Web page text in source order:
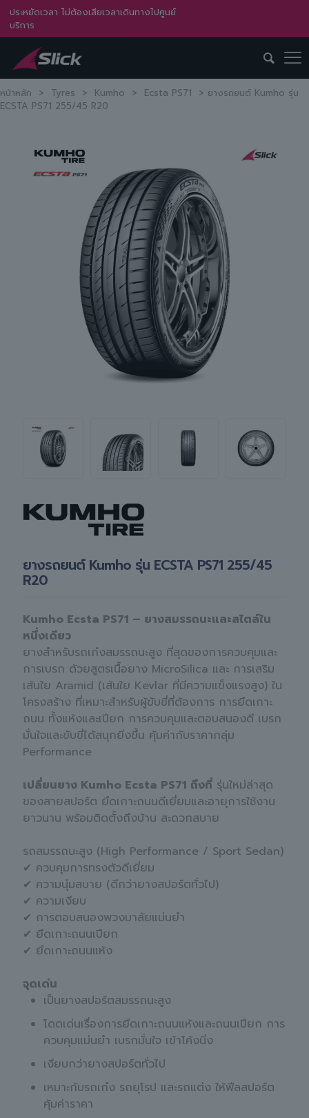
ประหยัดเวลา ไม่ต้องเสียเวลาเดินทางไปศูนย์
บริการ
หน้าหลัก > Tyres > Kumho > Ecsta PS71 > ยางรถยนต์ Kumho รุ่น
ECSTA PS71 255/45 R20
ยางรถยนต์ Kumho รุ่น ECSTA PS71 255/45
R20
Kumho Ecsta PS71 – ยางสมรรถนะและสไตล์ใน
หนึ่งเดียว
ยางสำหรับรถเก๋งสมรรถนะสูง ที่สุดของการควบคุมและ
การเบรก ด้วยสูตรเนื้อยาง MicroSilica และ การเสริม
เส้นใย Aramid (เส้นใย Kevlar ที่มีความแข็งแรงสูง) ใน
โครงสร้าง ที่เหมาะสำหรับผู้ขับขี่ที่ต้องการ การยึดเกาะ
ถนน ทั้งแห้งและเปียก การควบคุมและตอบสนองดี เบรก
มั่นใจและขับขี่ได้สนุกยิ่งขึ้น คุ้มค่ากับราคากลุ่ม
Performance
เปลี่ยนยาง Kumho Ecsta PS71 ถึงที่ รุ่นใหม่ล่าสุด
ของสายสปอร์ต ยึดเกาะถนนดีเยี่ยมและอายุการใช้งาน
ยาวนาน พร้อมติดตั้งถึงบ้าน สะดวกสบาย
รถสมรรถนะสูง (High Performance / Sport Sedan)
✔ ควบคุมการทรงตัวดีเยี่ยม
✔ ความนุ่มสบาย (ดีกว่ายางสปอร์ตทั่วไป)
✔ ความเงียบ
✔ การตอบสนองพวงมาลัยแม่นยำ
✔ ยึดเกาะถนนเปียก
✔ ยึดเกาะถนนแห้ง
จุดเด่น
เป็นยางสปอร์ตสมรรถนะสูง
โดดเด่นเรื่องการยึดเกาะถนนแห้งและถนนเปียก การ
ควบคุมแม่นยำ เบรกมั่นใจ เข้าโค้งนิ่ง
เงียบกว่ายางสปอร์ตทั่วไป
เหมาะกับรถเก๋ง รถยุโรป และรถแต่ง ให้ฟีลสปอร์ต
คุ้มค่าราคา